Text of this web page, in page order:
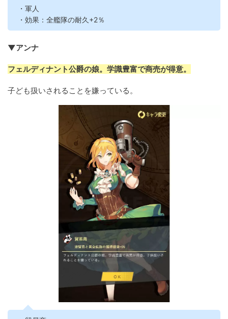
・軍人
・効果：全艦隊の耐久+2％
▼アンナ
フェルディナント公爵の娘。学識豊富で商売が得意。
子ども扱いされることを嫌っている。